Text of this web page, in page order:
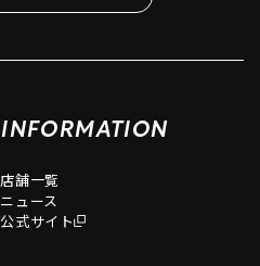
INFORMATION
店舗一覧
ニュース
公式サイト